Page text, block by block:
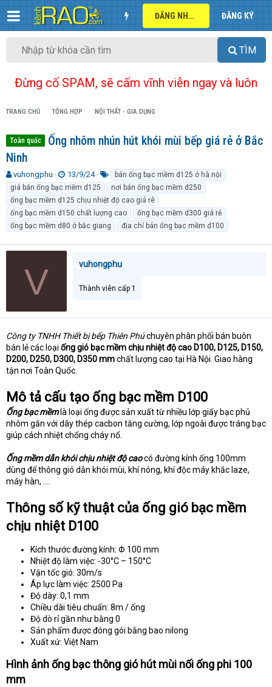
ĐĂNG NHẬP ĐĂNG KÝ
TÌM
Đừng cố SPAM, sẽ cấm vĩnh viễn ngay và luôn
TRANG CHỦ TỔNG HỢP NỘI THẤT - GIA DỤNG
Toàn quốc
Ống nhôm nhún hút khói mùi bếp giá rẻ ở Bắc
Ninh
T
h
r
e
a
d
t
vuhongphu
N
g
à
y
g
ử
13/9/24
ừ
k
h
ó
a
bán ống bạc mềm d125 ở hà nội
giá bán ống bạc mềm d125
nơi bán ống bạc mềm d250
ống bạc mềm d125 chịu nhiệt độ cao giá rê
ống bạc mềm d150 chất lượng cao
ống bạc mềm d300 giá rẻ
ống bạc mềm d80 ở bắc giang
địa chỉ bán ống bạc mềm d100
V vuhongphu
Thành viên cấp 1
Công ty TNHH Thiết bị bếp Thiên Phúchuyên phân phối bán buôn
bán lẻ các loại ống gió bạc mềm chịu nhiệt độ cao D100, D125, D150,
D200, D250, D300, D350 mmchất lượng cao tại Hà Nội. Giao hàng
tận nơi Toàn Quốc.
Mô tả cấu tạo ống bạc mềm D100
Ống bạc mềmlà loại ống được sản xuất từ nhiều lớp giấy bạc phủ
nhôm gắn với dây thép cacbon tăng cường, lớp ngoài được tráng bạc
giúp cách nhiệt chống cháy nổ.
Ống mềm dẫn khói chịu nhiệt độ caocó đường kính ống 100mm
dùng để thông gió dẫn khói mùi, khí nóng, khí độc máy khắc laze,
máy hàn, ….
Thông số kỹ thuật của ống gió bạc mềm
chịu nhiệt D100
Kích thước đường kính: Φ 100 mm
Nhiệt độ làm việc: -30°C – 150°C
Vận tốc gió: 30m/s
Áp lực làm việc: 2500 Pa
Độ dày: 0,1 mm
Chiều dài tiêu chuẩn: 8m / ống
Độ dò rỉ gần như bằng 0
Sản phẩm được đóng gói bằng bao nilong
Xuất xứ: Việt Nam
Hình ảnh ống bạc thông gió hút mùi nối ống phi 100
mm